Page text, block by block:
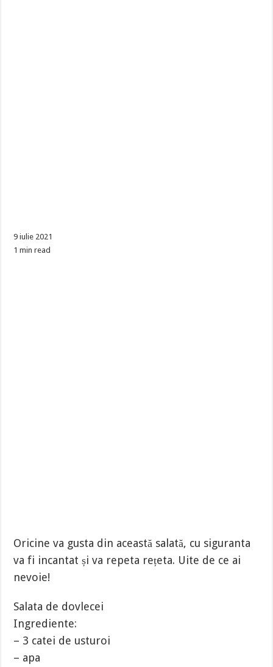
9 iulie 2021
1 min read
Oricine va gusta din această salată, cu siguranta
va fi incantat și va repeta rețeta. Uite de ce ai
nevoie!
Salata de dovlecei
Ingrediente:
– 3 catei de usturoi
– apa